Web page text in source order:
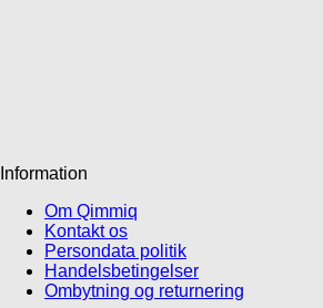
Information
Om Qimmiq
Kontakt os
Persondata politik
Handelsbetingelser
Ombytning og returnering